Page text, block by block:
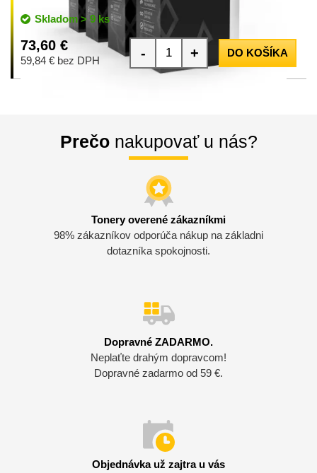
Skladom > 9 ks
73,60 €
59,84 € bez DPH - + DO KOŠÍKA
Prečo nakupovať u nás?
Tonery overené zákazníkmi
98% zákazníkov odporúča nákup na základni
dotazníka spokojnosti.
Dopravné ZADARMO.
Neplaťte drahým dopravcom!
Dopravné zadarmo od 59 €.
Objednávka už zajtra u vás